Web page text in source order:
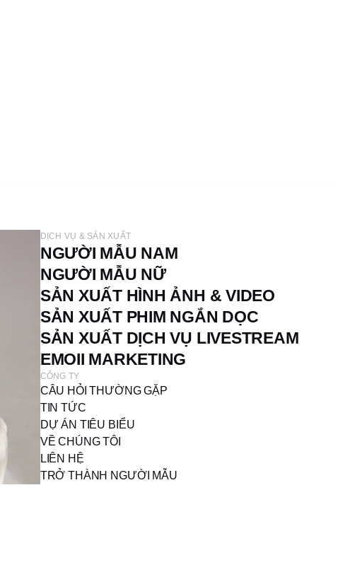
DỊCH VỤ & SẢN XUẤT
NGƯỜI MẪU NAM
NGƯỜI MẪU NỮ
SẢN XUẤT HÌNH ẢNH & VIDEO
SẢN XUẤT PHIM NGẮN DỌC
SẢN XUẤT DỊCH VỤ LIVESTREAM
EMOII MARKETING
CÔNG TY
CÂU HỎI THƯỜNG GẶP
TIN TỨC
DỰ ÁN TIÊU BIỂU
VỀ CHÚNG TÔI
LIÊN HỆ
TRỞ THÀNH NGƯỜI MẪU